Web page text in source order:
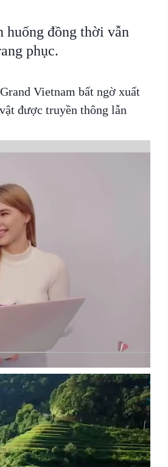
huống đồng thời vẫn
phục.
Vietnam bất ngờ xuất
được truyền thông lẫn